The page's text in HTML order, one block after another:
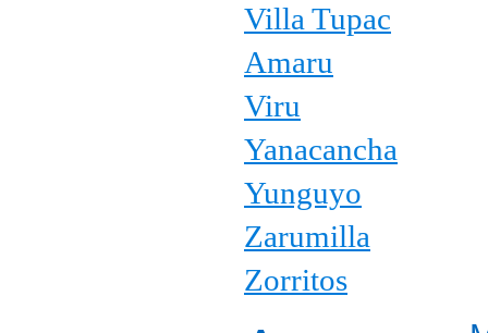
Villa Tupac
Amaru
Viru
Yanacancha
Yunguyo
Zarumilla
Zorritos